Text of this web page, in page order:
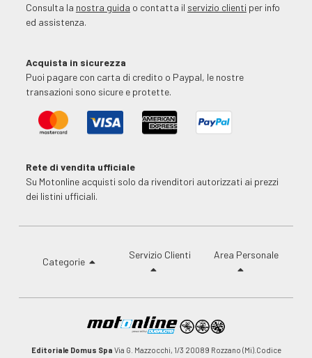
Consulta la nostra guida o contatta il servizio clienti per info
ed assistenza.
Acquista in sicurezza
Puoi pagare con carta di credito o Paypal, le nostre
transazioni sono sicure e protette.
Rete di vendita ufficiale
Su Motonline acquisti solo da rivenditori autorizzati ai prezzi
dei listini ufficiali.
Categorie
Servizio Clienti Area Personale
Editoriale Domus Spa Via G. Mazzocchi, 1/3 20089 Rozzano (Mi).Codice